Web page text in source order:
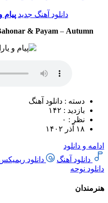
دانلود آهنگ جدید پیام
& Payam– Autumn
دسته : دانلود آهنگ
بازدید : ۱۴۲
نظر : ۰
۱۸ آذر ۱۴۰۲
ادامه و دانلود
دانلود آهنگ
دانلود
دانلود نوحه
هنرمندان